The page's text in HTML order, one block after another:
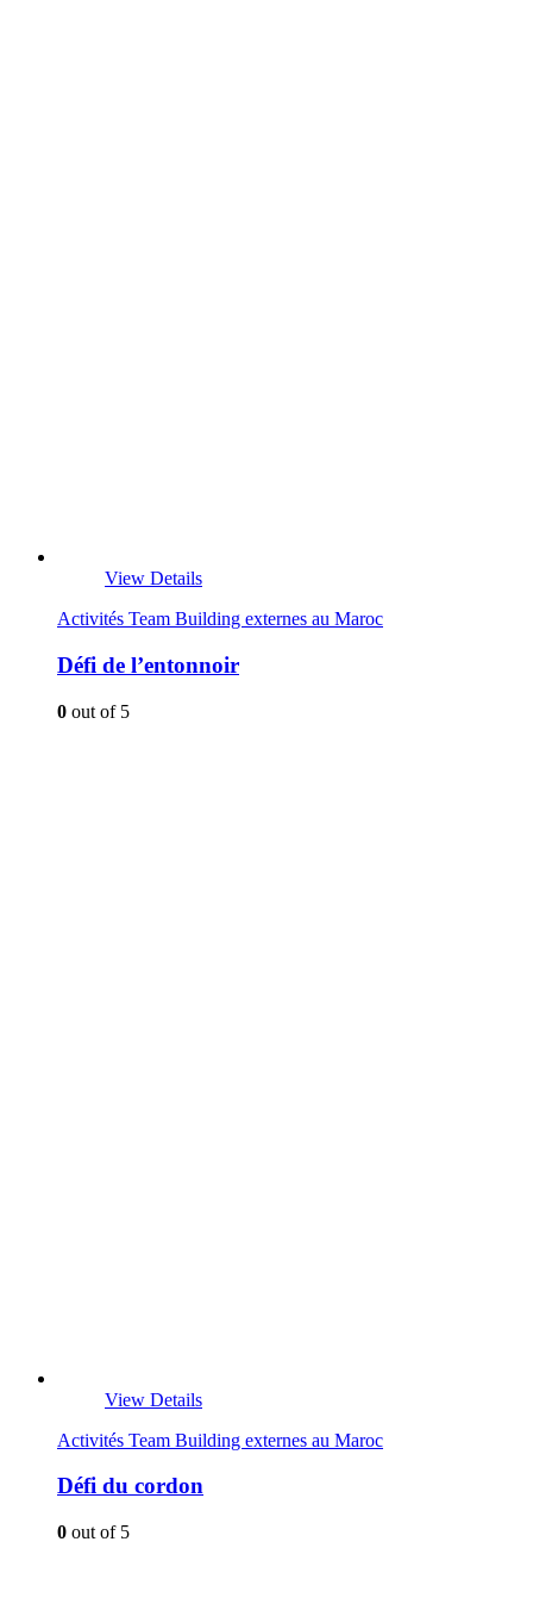
View Details
Activités Team Building externes au Maroc
Défi de l’entonnoir
0 out of 5
View Details
Activités Team Building externes au Maroc
Défi du cordon
0 out of 5